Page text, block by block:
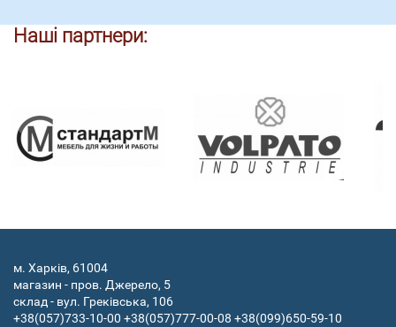
Наші партнери:
м. Харків, 61004
магазин - пров. Джерело, 5
склад - вул. Греківська, 106
+38(057)733-10-00 +38(057)777-00-08 +38(099)650-59-10